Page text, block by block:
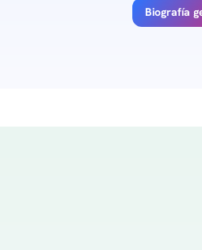
Biografía